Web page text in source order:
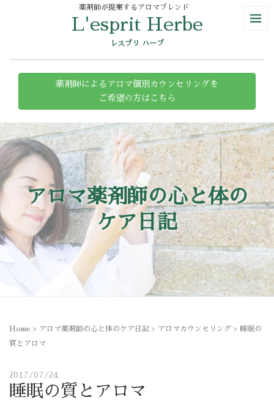
薬剤師が提案するアロマブレンド
L'esprit Herbe
レスプリ ハーブ
薬剤師によるアロマ個別カウンセリングを
ご希望の方はこちら
アロマ薬剤師の心と体の
ケア日記
Home > アロマ薬剤師の心と体のケア日記 > アロマカウンセリング > 睡眠の
質とアロマ
2017/07/24
睡眠の質とアロマ